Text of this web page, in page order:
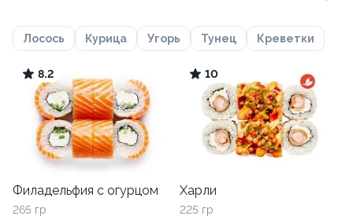
Лосось Курица Угорь Тунец Креветки
8.2
Филадельфия с огурцом
265 гр
10
Харли
225 гр